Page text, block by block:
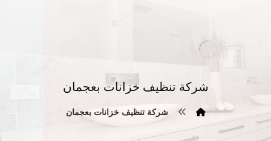
شركة تنظيف خزانات بعجمان
شركة تنظيف خزانات بعجمان